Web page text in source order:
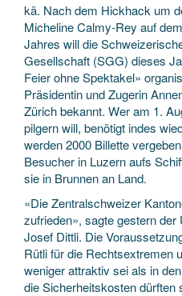
kä. Nach dem Hickhack um
Micheline Calmy-Rey auf
Jahres will die
Gesellschaft (SGG) dieses
Feier ohne Spektakel»
Präsidentin und Zugerin
Zürich bekannt. Wer am 1.
pilgern will, benötigt indes
werden 2000 Billette
Besucher in Luzern aufs
sie in Brunnen an Land.
«Die Zentralschweizer
zufrieden», sagte gestern
Josef Dittli. Die
Rütli für die Rechtsextremen
weniger attraktiv sei als in
die Sicherheitskosten dürften